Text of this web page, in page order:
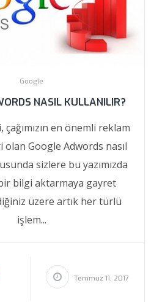
Google
NASIL KULLANILIR?
en önemli reklam
olan Google Adwords nasıl
sizlere bu yazımızda
bilgi aktarmaya gayret
üzere artık her türlü
işlem...
Temmuz 11, 2017